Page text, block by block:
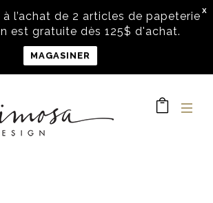
X
à l’achat de 2 articles de papeterie
est gratuite dès 125$ d'achat.
MAGASINER